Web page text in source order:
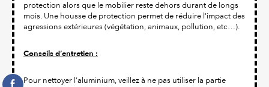
protection alors que le mobilier reste dehors durant de longs
mois. Une housse de protection permet de réduire l'impact des
agressions extérieures (végétation, animaux, pollution, etc…).
Conseils d’entretien :
Pour nettoyer l’aluminium, veillez à ne pas utiliser la partie